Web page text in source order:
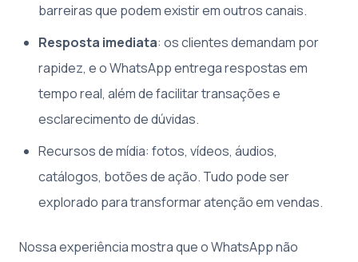
barreiras que podem existir em outros canais.
Resposta imediata: os clientes demandam por
rapidez, e o WhatsApp entrega respostas em
tempo real, além de facilitar transações e
esclarecimento de dúvidas.
Recursos de mídia: fotos, vídeos, áudios,
catálogos, botões de ação. Tudo pode ser
explorado para transformar atenção em vendas.
Nossa experiência mostra que o WhatsApp não